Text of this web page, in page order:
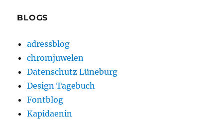
BLOGS
adressblog
chromjuwelen
Datenschutz Lüneburg
Design Tagebuch
Fontblog
Kapidaenin